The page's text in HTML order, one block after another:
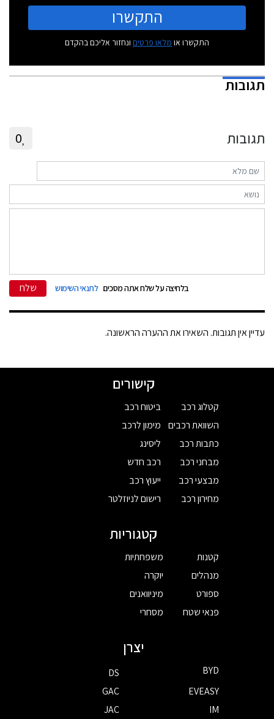
התקשרו
התקשרו או מלאו פרטים ונחזור אליכם בהקדם
תגובות
תגובות 0
בלחיצה על שלח אתה מסכים לתנאי השימוש שלח
עדיין אין תגובות. השאירו את ההערה הראשונה.
קישורים
קטלוג רכב
השוואת רכבים
כתבות רכב
מבחני רכב
מבצעי רכב
מחירון רכב
ביטוח רכב
מימון לרכב
ליסינג
רכב חדש
ייעוץ רכב
רישום לניוזלטר
קטגוריות
קטנות
מנהלים
ספורט
פנאי שטח
משפחתיות
יוקרה
מיניוואנים
מסחרי
יצרן
BYD
DS
EVEASY
GAC
IM
JAC